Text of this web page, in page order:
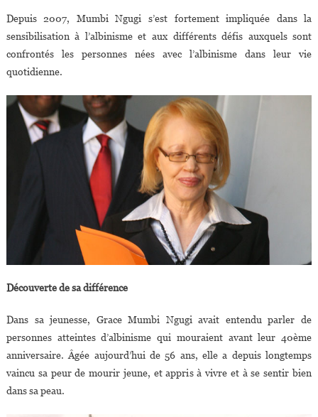
Depuis 2007, Mumbi Ngugi s’est fortement impliquée dans la
sensibilisation à l’albinisme et aux différents défis auxquels sont
confrontés les personnes nées avec l’albinisme dans leur vie
quotidienne.
Découverte de sa différence
Dans sa jeunesse, Grace Mumbi Ngugi avait entendu parler de
personnes atteintes d’albinisme qui mouraient avant leur 40ème
anniversaire. Âgée aujourd’hui de 56 ans, elle a depuis longtemps
vaincu sa peur de mourir jeune, et appris à vivre et à se sentir bien
dans sa peau.